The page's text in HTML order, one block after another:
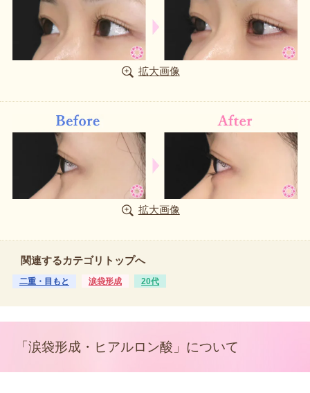
拡大画像
拡大画像
関連するカテゴリトップへ
二重・目もと 涙袋形成 20代
「涙袋形成・ヒアルロン酸」について